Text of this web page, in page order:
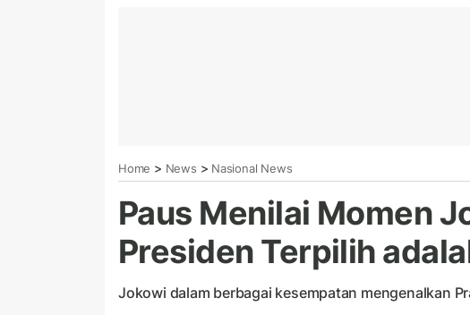
Home > News > Nasional News
Paus Menilai Momen
Presiden Terpilih
Jokowi dalam berbagai kesempatan mengenalkan